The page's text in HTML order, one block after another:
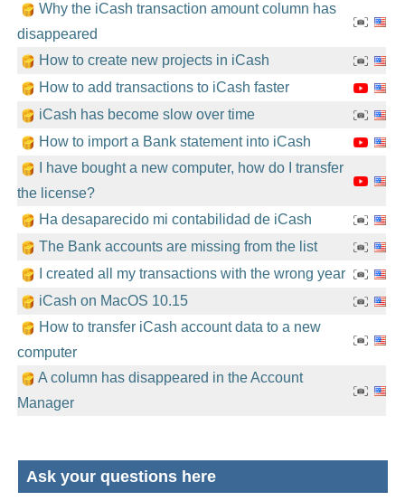
Why the iCash transaction amount column has
disappeared
How to create new projects in iCash
How to add transactions to iCash faster
iCash has become slow over time
How to import a Bank statement into iCash
I have bought a new computer, how do I transfer
the license?
Ha desaparecido mi contabilidad de iCash
The Bank accounts are missing from the list
I created all my transactions with the wrong year
iCash on MacOS 10.15
How to transfer iCash account data to a new
computer
A column has disappeared in the Account
Manager
Ask your questions here